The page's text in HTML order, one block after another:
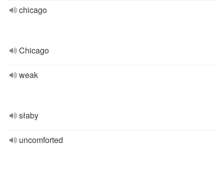
chicago
Chicago
weak
słaby
uncomforted